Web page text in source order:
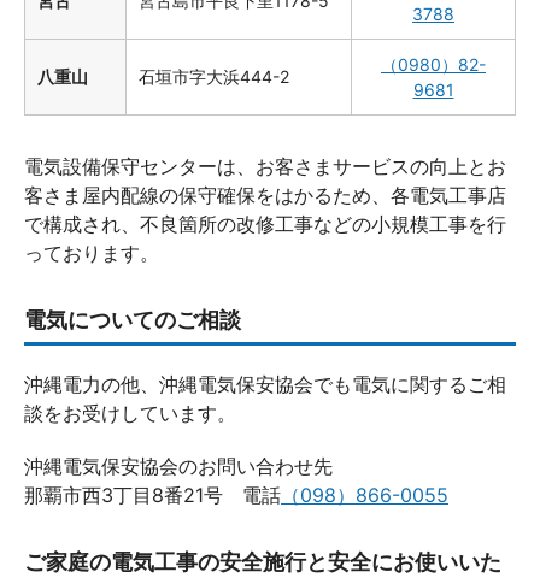
3788
八重山 石垣市字大浜444-2
（0980）82-
9681
電気設備保守センターは、お客さまサービスの向上とお
客さま屋内配線の保守確保をはかるため、各電気工事店
で構成され、不良箇所の改修工事などの小規模工事を行
っております。
電気についてのご相談
沖縄電力の他、沖縄電気保安協会でも電気に関するご相
談をお受けしています。
沖縄電気保安協会のお問い合わせ先
那覇市西3丁目8番21号 電話 （098）866-0055
ご家庭の電気工事の安全施行と安全にお使いいた